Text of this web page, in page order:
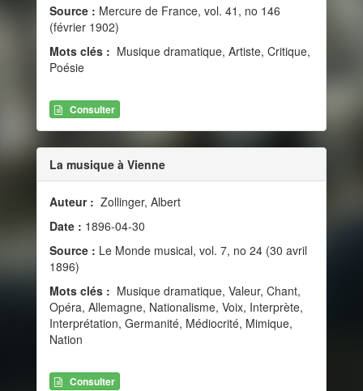
Source : Mercure de France, vol. 41, no 146
(février 1902)
Mots clés : Musique dramatique, Artiste, Critique,
Poésie
Consulter
La musique à Vienne
Auteur : Zollinger, Albert
Date : 1896-04-30
Source : Le Monde musical, vol. 7, no 24 (30 avril
1896)
Mots clés : Musique dramatique, Valeur, Chant,
Opéra, Allemagne, Nationalisme, Voix, Interprète,
Interprétation, Germanité, Médiocrité, Mimique,
Nation
Consulter